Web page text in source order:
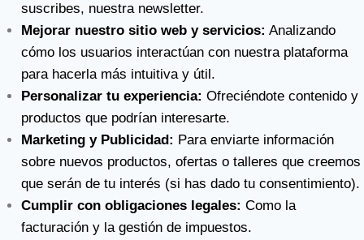
suscribes, nuestra newsletter.
Mejorar nuestro sitio web y servicios: Analizando
cómo los usuarios interactúan con nuestra plataforma
para hacerla más intuitiva y útil.
Personalizar tu experiencia: Ofreciéndote contenido y
productos que podrían interesarte.
Marketing y Publicidad: Para enviarte información
sobre nuevos productos, ofertas o talleres que creemos
que serán de tu interés (si has dado tu consentimiento).
Cumplir con obligaciones legales: Como la
facturación y la gestión de impuestos.